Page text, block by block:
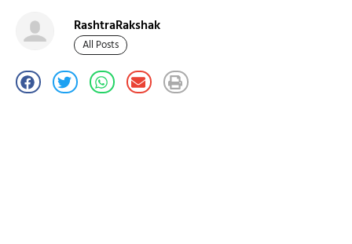
RashtraRakshak
All Posts